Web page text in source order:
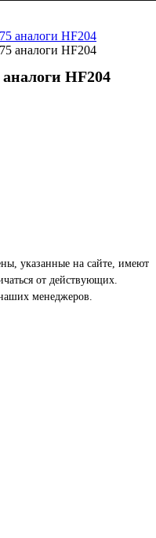
HF204
указанные на сайте, имеют
от действующих.
менеджеров.